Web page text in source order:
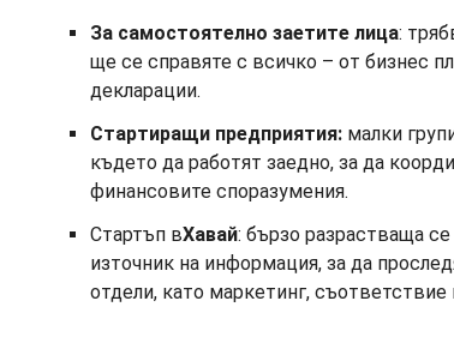
За самостоятелно заетите лица:
ще се справяте с всичко – от бизнес
декларации.
Стартиращи предприятия: малки
където да работят заедно, за да
финансовите споразумения.
Стартъп вХавай: бързо разрастваща
източник на информация, за да
отдели, като маркетинг, съответствие